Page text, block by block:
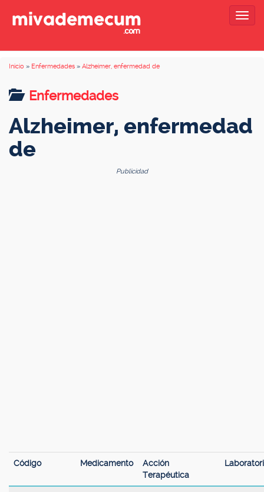
Inicio » Enfermedades » Alzheimer, enfermedad de
Enfermedades
Alzheimer, enfermedad
de
Publicidad
Código Medicamento
Acción
Terapéutica